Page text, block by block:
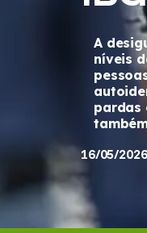
A
níveis
pardas
16/05/2026